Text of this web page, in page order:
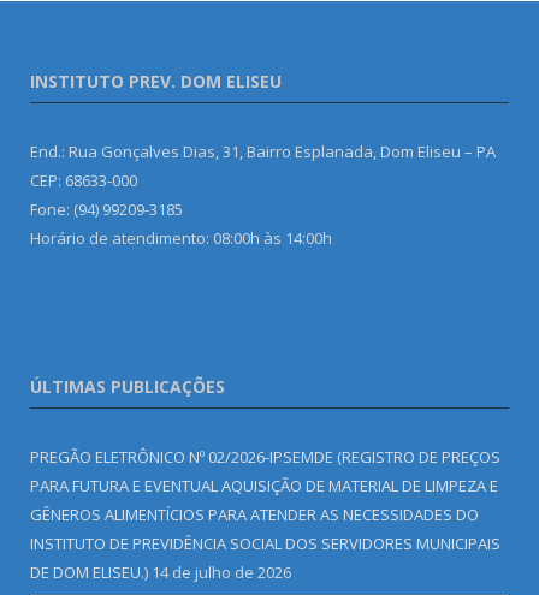
INSTITUTO PREV. DOM ELISEU
End.: Rua Gonçalves Dias, 31, Bairro Esplanada, Dom Eliseu – PA
CEP: 68633-000
Fone: (94) 99209-3185
Horário de atendimento: 08:00h às 14:00h
ÚLTIMAS PUBLICAÇÕES
PREGÃO ELETRÔNICO Nº 02/2026-IPSEMDE (REGISTRO DE PREÇOS
PARA FUTURA E EVENTUAL AQUISIÇÃO DE MATERIAL DE LIMPEZA E
GÊNEROS ALIMENTÍCIOS PARA ATENDER AS NECESSIDADES DO
INSTITUTO DE PREVIDÊNCIA SOCIAL DOS SERVIDORES MUNICIPAIS
DE DOM ELISEU.) 14 de julho de 2026